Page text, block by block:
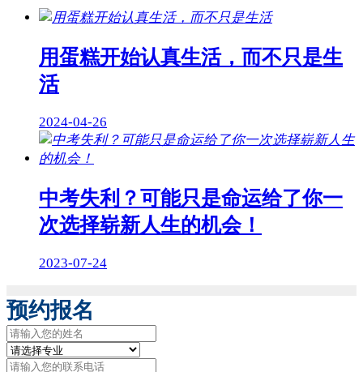
用蛋糕开始认真生活，而不只是生
活
2024-04-26
中考失利？可能只是命运给了你一
次选择崭新人生的机会！
2023-07-24
预约报名